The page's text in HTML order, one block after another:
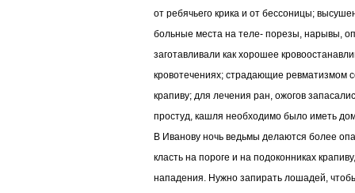
от ребячьего крика и от бессоницы;
больные места на теле- порезы, нарывы,
заготавливали как хорошее
кровотечениях; страдающие ревматизмом
крапиву; для лечения ран, ожогов
простуд, кашля необходимо было иметь
В Иванову ночь ведьмы делаются более
класть на пороге и на подоконниках
нападения. Нужно запирать лошадей,